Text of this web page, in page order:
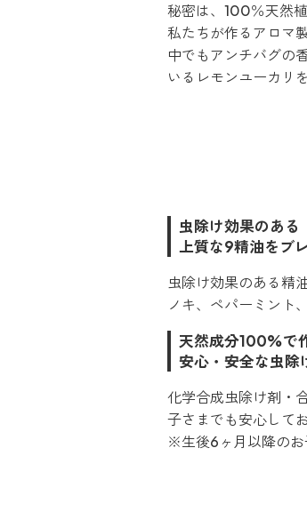
秘密は、100％天然
私たちが作るアロマ
中でもアンチバグの
いるレモンユーカリ
虫除け効果のある
上質な9精油をブ
虫除け効果のある精
ノキ、ペパーミント
天然成分100%で
安心・安全な虫除
化学合成虫除け剤・
子さまでも安心して
※生後6ヶ月以降のお